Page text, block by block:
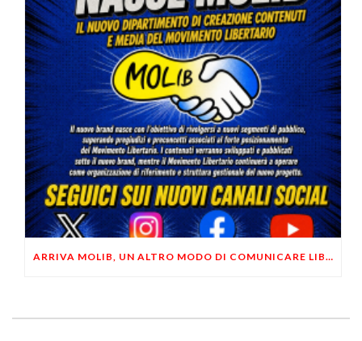
ARRIVA MOLIB, UN ALTRO MODO DI COMUNICARE LIBERTARIO